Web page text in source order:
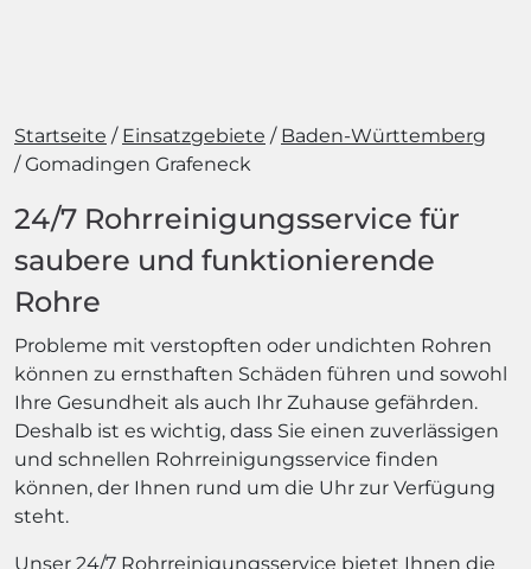
Startseite Einsatzgebiete
Baden-Württemberg
Gomadingen Grafeneck
24/7 Rohrreinigungsservice für
saubere und funktionierende
Rohre
Probleme mit verstopften oder undichten Rohren
können zu ernsthaften Schäden führen und sowohl
Ihre Gesundheit als auch Ihr Zuhause gefährden.
Deshalb ist es wichtig, dass Sie einen zuverlässigen
und schnellen Rohrreinigungsservice finden
können, der Ihnen rund um die Uhr zur Verfügung
steht.
Unser 24/7 Rohrreinigungsservice bietet Ihnen die